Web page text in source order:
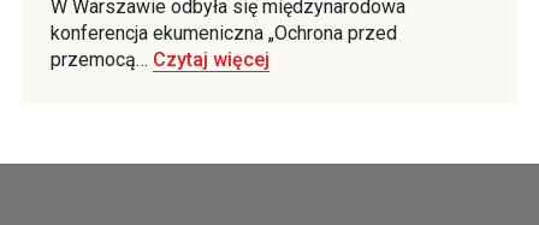
W Warszawie odbyła się międzynarodowa
konferencja ekumeniczna „Ochrona przed
przemocą… Czytaj więcej